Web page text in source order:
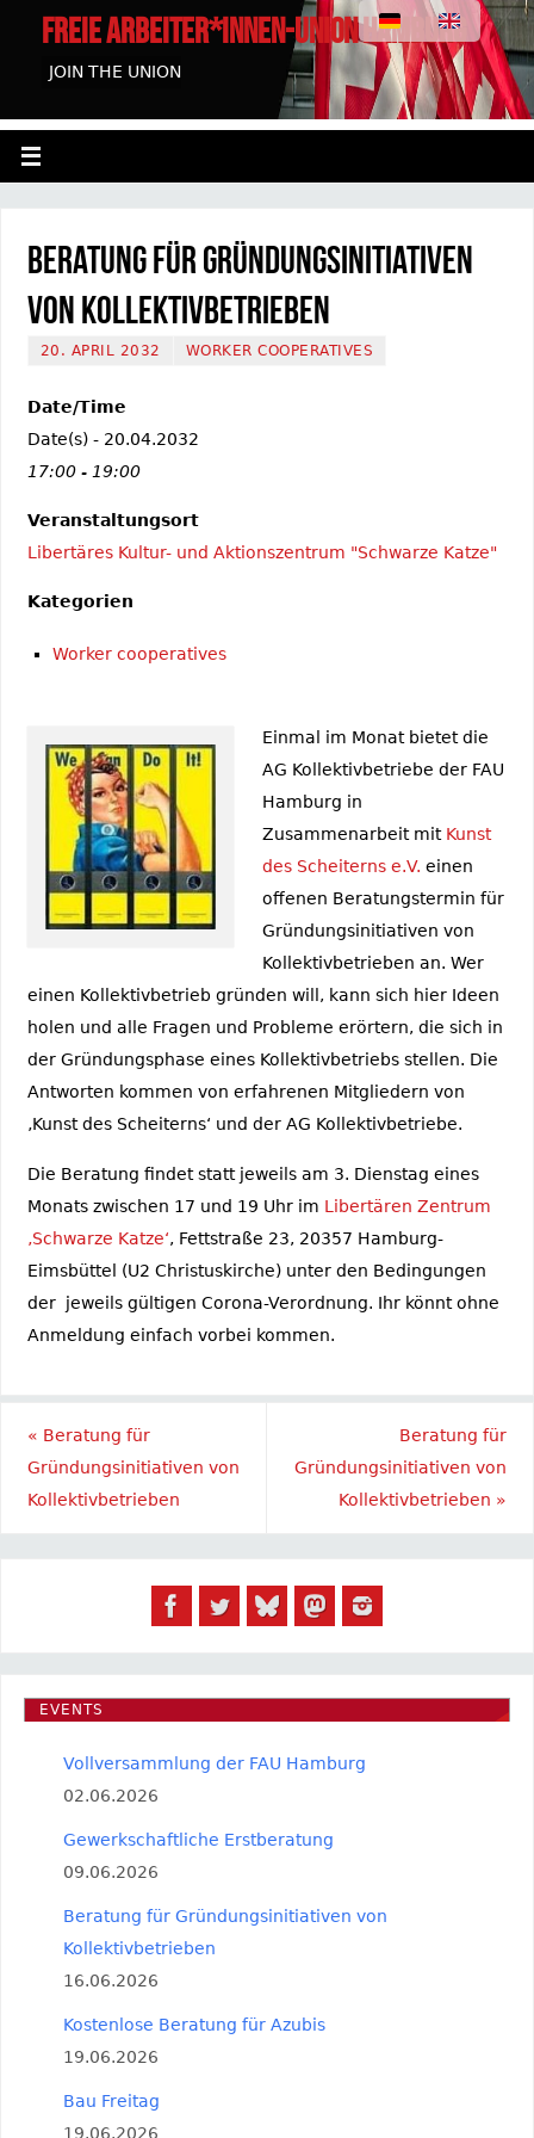
FREIE ARBEITER*INNEN-UNION HAMBURG
JOIN THE UNION
Beratung für Gründungsinitiativen
von Kollektivbetrieben
20. APRIL 2032 WORKER COOPERATIVES
Date/Time
Date(s) - 20.04.2032
17:00 - 19:00
Veranstaltungsort
Libertäres Kultur- und Aktionszentrum "Schwarze Katze"
Kategorien
Worker cooperatives
Einmal im Monat bietet die
AG Kollektivbetriebe der FAU
Hamburg in
Zusammenarbeit mit Kunst
des Scheiterns e.V. einen
offenen Beratungstermin für
Gründungsinitiativen von
Kollektivbetrieben an. Wer
einen Kollektivbetrieb gründen will, kann sich hier Ideen
holen und alle Fragen und Probleme erörtern, die sich in
der Gründungsphase eines Kollektivbetriebs stellen. Die
Antworten kommen von erfahrenen Mitgliedern von
‚Kunst des Scheiterns‘ und der AG Kollektivbetriebe.
Die Beratung findet statt jeweils am 3. Dienstag eines
Monats zwischen 17 und 19 Uhr im Libertären Zentrum
‚Schwarze Katze‘, Fettstraße 23, 20357 Hamburg-
Eimsbüttel (U2 Christuskirche) unter den Bedingungen
der jeweils gültigen Corona-Verordnung. Ihr könnt ohne
Anmeldung einfach vorbei kommen.
« Beratung für
Gründungsinitiativen von
Kollektivbetrieben
Beratung für
Gründungsinitiativen von
Kollektivbetrieben »
EVENTS
Vollversammlung der FAU Hamburg
02.06.2026
Gewerkschaftliche Erstberatung
09.06.2026
Beratung für Gründungsinitiativen von
Kollektivbetrieben
16.06.2026
Kostenlose Beratung für Azubis
19.06.2026
Bau Freitag
19.06.2026